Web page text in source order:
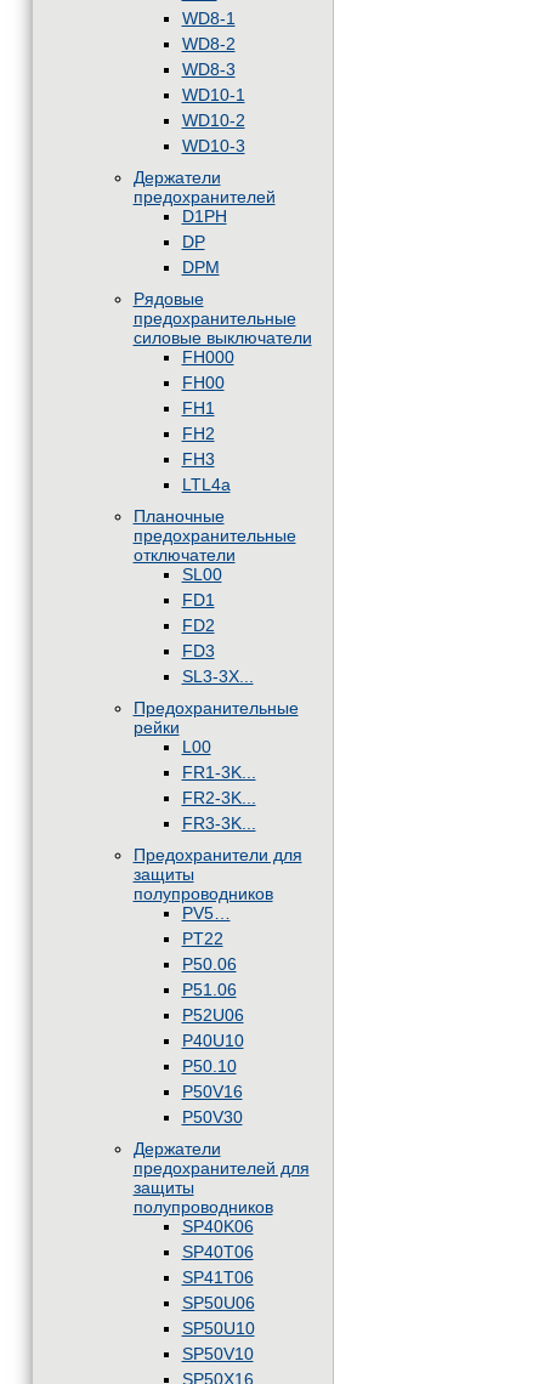
WD8-1
WD8-2
WD8-3
WD10-1
WD10-2
WD10-3
Держатели
предохранителей
D1PH
DP
DPM
Рядовые
предохранительные
силовые выключатели
FH000
FH00
FH1
FH2
FH3
LTL4a
Планочные
предохранительные
отключатели
SL00
FD1
FD2
FD3
SL3-3X...
Предохранительные
рейки
L00
FR1-3K...
FR2-3K...
FR3-3K...
Предохранители для
защиты
полупроводников
PV5…
PT22
P50.06
P51.06
P52U06
P40U10
P50.10
P50V16
P50V30
Держатели
предохранителей для
защиты
полупроводников
SP40K06
SP40T06
SP41T06
SP50U06
SP50U10
SP50V10
SP50X16